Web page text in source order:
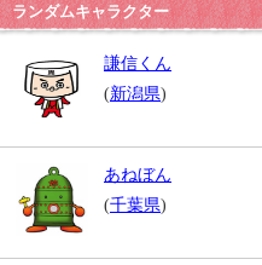
ランダムキャラクター
謙信くん
(新潟県)
あねぼん
(千葉県)